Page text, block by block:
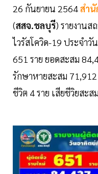
26 กันยายน 2564สำ
(สสจ.ชลบุรี) รายงานส
ไวรัสโควิด-19 ประจำ
651 ราย ยอดสะสม
รักษาหายสะสม 71,912
ชีวิต 4 ราย เสียชีวิยสะส